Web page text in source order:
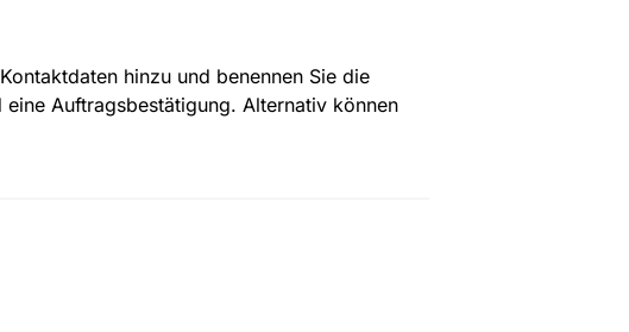
hinzu und benennen Sie die
Auftragsbestätigung. Alternativ können